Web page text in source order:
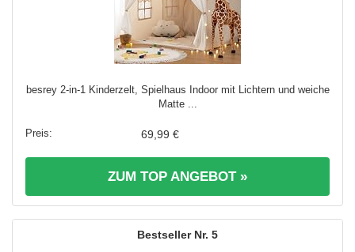
besrey 2-in-1 Kinderzelt, Spielhaus Indoor mit Lichtern und weiche
Matte ...
69,99 €
ZUM TOP ANGEBOT »
5